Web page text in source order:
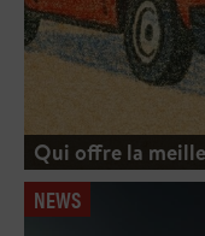
Qui offre la
NEWS